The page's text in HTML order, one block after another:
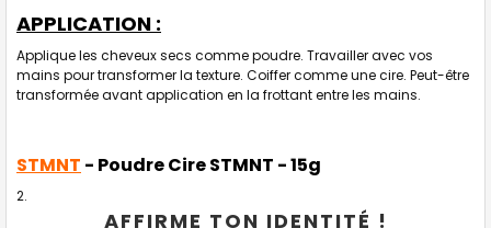
APPLICATION :
Applique les cheveux secs comme poudre. Travailler avec vos
mains pour transformer la texture. Coiffer comme une cire. Peut-être
transformée avant application en la frottant entre les mains.
STMNT - Poudre Cire STMNT - 15g
AFFIRME TON IDENTITÉ !